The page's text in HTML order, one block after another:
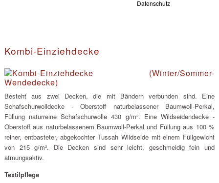
Datenschutz
Kombi-Einziehdecke
Besteht aus zwei Decken, die mit Bändern verbunden sind. Eine
Schafschurwolldecke - Oberstoff naturbelassener Baumwoll-Perkal,
Füllung naturreine Schafschurwolle 430 g/m². Eine Wildseidendecke -
Oberstoff aus naturbelassenem Baumwoll-Perkal und Füllung aus 100 %
reiner, entbasteter, abgekochter Tussah Wildseide mit einem Füllgewicht
von 215 g/m². Die Decken sind sehr leicht, geschmeidig fein und
atmungsaktiv.
Textilpflege